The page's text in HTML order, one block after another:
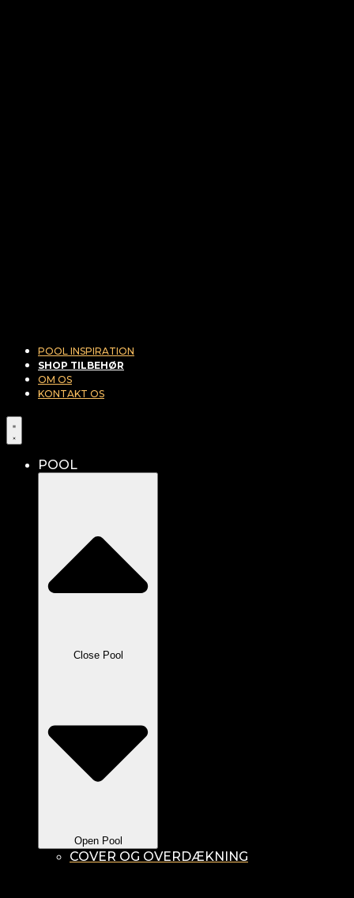
POOL INSPIRATION
SHOP TILBEHØR
OM OS
KONTAKT OS
POOL
Close Pool
Open Pool
COVER OG OVERDÆKNING